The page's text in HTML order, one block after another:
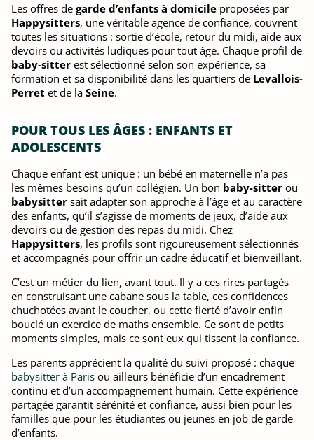
Les offres de garde d’enfants à domicile proposées par
Happysitters, une véritable agence de confiance, couvrent
toutes les situations : sortie d’école, retour du midi, aide aux
devoirs ou activités ludiques pour tout âge. Chaque profil de
baby-sitter est sélectionné selon son expérience, sa
formation et sa disponibilité dans les quartiers de Levallois-
Perret et de la Seine.
POUR TOUS LES ÂGES : ENFANTS ET
ADOLESCENTS
Chaque enfant est unique : un bébé en maternelle n’a pas
les mêmes besoins qu’un collégien. Un bon baby-sitter ou
babysitter sait adapter son approche à l’âge et au caractère
des enfants, qu’il s’agisse de moments de jeux, d’aide aux
devoirs ou de gestion des repas du midi. Chez
Happysitters, les profils sont rigoureusement sélectionnés
et accompagnés pour offrir un cadre éducatif et bienveillant.
C’est un métier du lien, avant tout. Il y a ces rires partagés
en construisant une cabane sous la table, ces confidences
chuchotées avant le coucher, ou cette fierté d’avoir enfin
bouclé un exercice de maths ensemble. Ce sont de petits
moments simples, mais ce sont eux qui tissent la confiance.
Les parents apprécient la qualité du suivi proposé : chaque
babysitter à Paris ou ailleurs bénéficie d’un encadrement
continu et d’un accompagnement humain. Cette expérience
partagée garantit sérénité et confiance, aussi bien pour les
familles que pour les étudiantes ou jeunes en job de garde
d’enfants.